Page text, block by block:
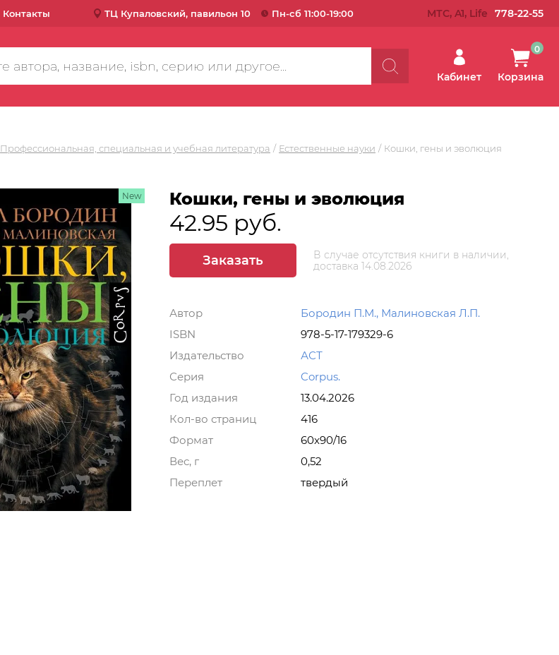
Контакты ТЦ Купаловский, павильон 10 Пн-сб 11:00-19:00 МТС, A1, Life 778-22-55
Кабинет Корзина
0
Профессиональная, специальная и учебная литература Естественные науки Кошки, гены и эволюция
New Кошки, гены и эволюция
42.95 руб.
Заказать
В случае отсутствия книги в наличии,
доставка 14.08.2026
Автор
Бородин П.М., Малиновская Л.П.
ISBN
978-5-17-179329-6
Издательство
АСТ
Серия
Corpus.
Год издания
13.04.2026
Кол-во страниц
416
Формат
60x90/16
Вес, г
0,52
Переплет
твердый